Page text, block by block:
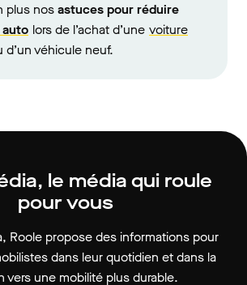
plus nosastuces pour réduire
lors de l’achat d’une voiture
d’un véhicule neuf.
le média qui roule
pour vous
Roole propose des informations pour
dans leur quotidien et dans la
vers une mobilité plus durable.